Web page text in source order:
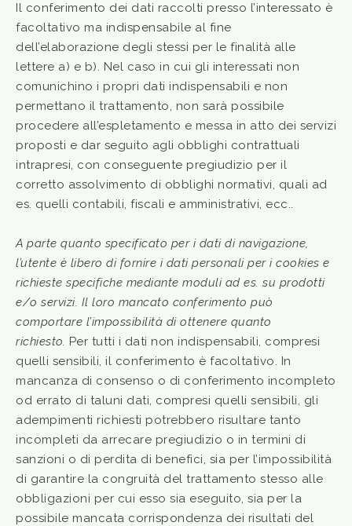
Il conferimento dei dati raccolti presso l’interessato è
facoltativo ma indispensabile al fine
dell’elaborazione degli stessi per le finalità alle
lettere a) e b). Nel caso in cui gli interessati non
comunichino i propri dati indispensabili e non
permettano il trattamento, non sarà possibile
procedere all’espletamento e messa in atto dei servizi
proposti e dar seguito agli obblighi contrattuali
intrapresi, con conseguente pregiudizio per il
corretto assolvimento di obblighi normativi, quali ad
es. quelli contabili, fiscali e amministrativi, ecc..
A parte quanto specificato per i dati di navigazione,
l’utente è libero di fornire i dati personali per i cookies e
richieste specifiche mediante moduli ad es. su prodotti
e/o servizi. Il loro mancato conferimento può
comportare l’impossibilità di ottenere quanto
richiesto. Per tutti i dati non indispensabili, compresi
quelli sensibili, il conferimento è facoltativo. In
mancanza di consenso o di conferimento incompleto
od errato di taluni dati, compresi quelli sensibili, gli
adempimenti richiesti potrebbero risultare tanto
incompleti da arrecare pregiudizio o in termini di
sanzioni o di perdita di benefici, sia per l’impossibilità
di garantire la congruità del trattamento stesso alle
obbligazioni per cui esso sia eseguito, sia per la
possibile mancata corrispondenza dei risultati del